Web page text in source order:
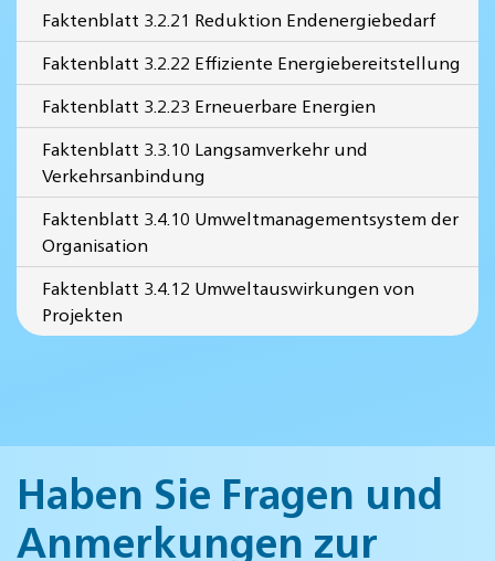
Faktenblatt 3.2.21 Reduktion Endenergiebedarf
Faktenblatt 3.2.22 Effiziente Energiebereitstellung
Faktenblatt 3.2.23 Erneuerbare Energien
Faktenblatt 3.3.10 Langsamverkehr und
Verkehrsanbindung
Faktenblatt 3.4.10 Umweltmanagementsystem der
Organisation
Faktenblatt 3.4.12 Umweltauswirkungen von
Projekten
Haben Sie Fragen und
Anmerkungen zur